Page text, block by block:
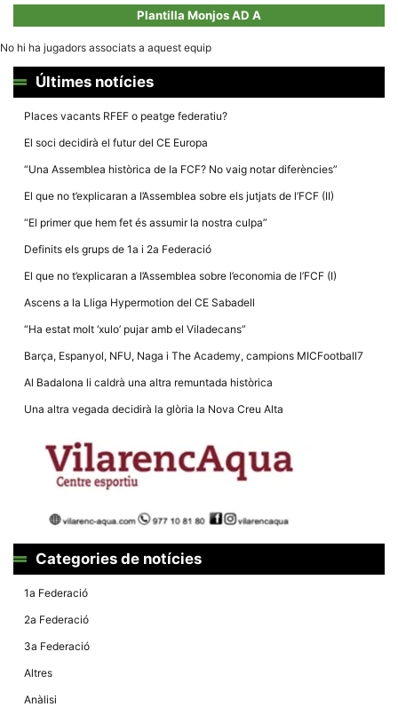
Plantilla Monjos AD A
No hi ha jugadors associats a aquest equip
Últimes notícies
Places vacants RFEF o peatge federatiu?
El soci decidirà el futur del CE Europa
“Una Assemblea històrica de la FCF? No vaig notar diferències”
El que no t’explicaran a l’Assemblea sobre els jutjats de l’FCF (II)
“El primer que hem fet és assumir la nostra culpa”
Definits els grups de 1a i 2a Federació
El que no t’explicaran a l’Assemblea sobre l’economia de l’FCF (I)
Ascens a la Lliga Hypermotion del CE Sabadell
“Ha estat molt ‘xulo’ pujar amb el Viladecans”
Barça, Espanyol, NFU, Naga i The Academy, campions MICFootball7
Al Badalona li caldrà una altra remuntada històrica
Una altra vegada decidirà la glòria la Nova Creu Alta
Categories de notícies
1a Federació
2a Federació
3a Federació
Altres
Anàlisi
estadístiques
de manera
estructura.
d'usuari
components
nostre lloc web
permeten que el
bé com sigui
rebutja
cookies
funcionalitats
del lloc web.
Màrqueting
En compartir
comportament
navegues pel
web